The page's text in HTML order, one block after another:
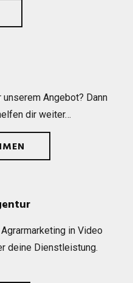
unse­rem Ange­bot? Dann
dir weiter…
in Video
deine Dienst­leis­tung.